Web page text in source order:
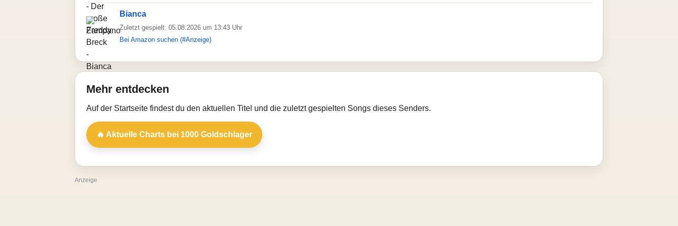
Bianca
Zuletzt gespielt: 05.08.2026 um 13:43 Uhr
Bei Amazon suchen (#Anzeige)
Mehr entdecken
Auf der Startseite findest du den aktuellen Titel und die zuletzt gespielten Songs dieses Senders.
🔥 Aktuelle Charts bei 1000 Goldschlager
Anzeige